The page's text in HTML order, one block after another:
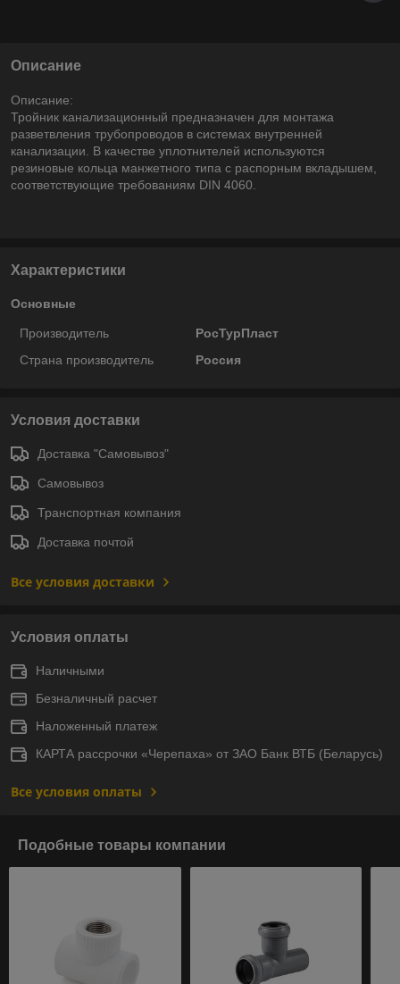
Описание
Описание:
Тройник канализационный предназначен для монтажа
разветвления трубопроводов в системах внутренней
канализации. В качестве уплотнителей используются
резиновые кольца манжетного типа с распорным вкладышем,
соответствующие требованиям DIN 4060.
Характеристики
Основные
Производитель
РосТурПласт
Страна производитель
Россия
Условия доставки
Доставка "Самовывоз"
Самовывоз
Транспортная компания
Доставка почтой
Все условия доставки
Условия оплаты
Наличными
Безналичный расчет
Наложенный платеж
КАРТА рассрочки «Черепаха» от ЗАО Банк ВТБ (Беларусь)
Все условия оплаты
Подобные товары компании